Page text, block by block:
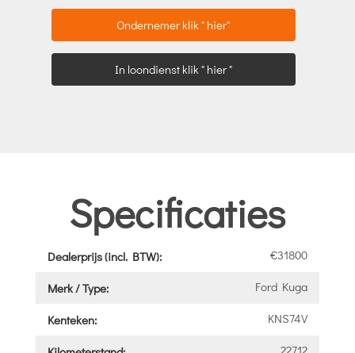
Ondernemer klik " hier"
In loondienst klik " hier "
Specificaties
Dealerprijs (incl. BTW): €31800
Merk / Type: Ford Kuga
Kenteken: KNS74V
22712